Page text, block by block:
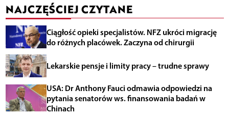
NAJCZĘŚCIEJ CZYTANE
Ciągłość opieki specjalistów. NFZ ukróci migrację
do różnych placówek. Zaczyna od chirurgii
Lekarskie pensje i limity pracy – trudne sprawy
USA: Dr Anthony Fauci odmawia odpowiedzi na
pytania senatorów ws. finansowania badań w
Chinach